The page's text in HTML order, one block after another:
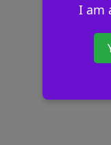
I am